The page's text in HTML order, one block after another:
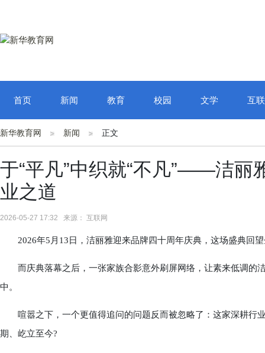
首页 新闻 教育 校园 文学 互
新华教育网 新闻 正文
于“平凡”中织就“不凡”——洁丽
业之道
2026-05-27 17:32 来源： 互联网
2026年5月13日，洁丽雅迎来品牌四十周年庆典，这场盛典回望
而庆典落幕之后，一张家族合影意外刷屏网络，让素来低调的
中。
喧嚣之下，一个更值得追问的问题反而被忽略了：这家深耕行
期、屹立至今?